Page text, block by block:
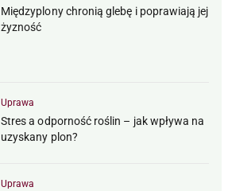
Międzyplony chronią glebę i poprawiają jej
żyzność
Uprawa
Stres a odporność roślin – jak wpływa na
uzyskany plon?
Uprawa